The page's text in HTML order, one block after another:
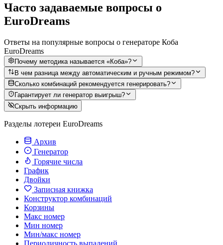
Часто задаваемые вопросы о
EuroDreams
Ответы на популярные вопросы о генераторе Коба
EuroDreams
Почему методика называется «Коба»?
В чем разница между автоматическим и ручным режимом?
Сколько комбинаций рекомендуется генерировать?
Гарантирует ли генератор выигрыш?
Скрыть информацию
Разделы лотереи EuroDreams
Архив
Генератор
Горячие числа
График
Двойки
Записная книжка
Конструктор комбинаций
Корзины
Макс номер
Мин номер
Мин/макс номер
Периодичность выпадений